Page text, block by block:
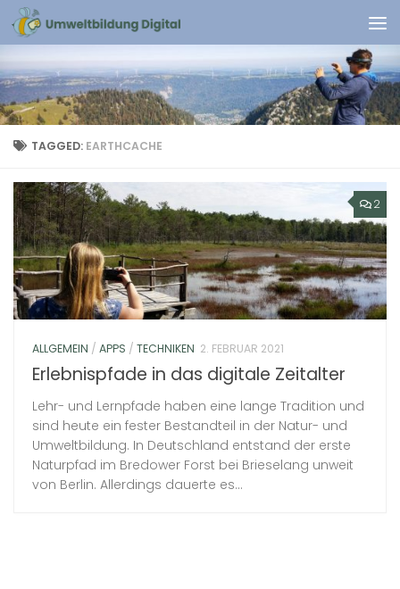
Skip to content
TAGGED: EARTHCACHE
2
ALLGEMEIN /APPS /TECHNIKEN 2. FEBRUAR 2021
Erlebnispfade in das digitale Zeitalter
Lehr- und Lernpfade haben eine lange Tradition und
sind heute ein fester Bestandteil in der Natur- und
Umweltbildung. In Deutschland entstand der erste
Naturpfad im Bredower Forst bei Brieselang unweit
von Berlin. Allerdings dauerte es...